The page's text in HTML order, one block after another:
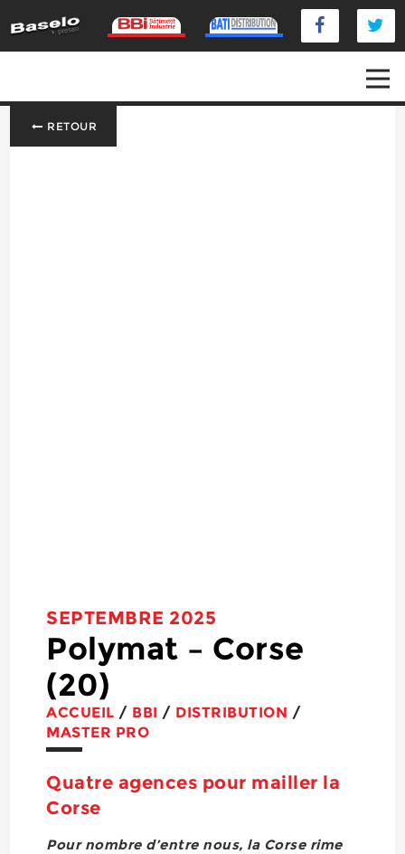
RETOUR
SEPTEMBRE 2025
Polymat – Corse
(20)
ACCUEIL / BBI / DISTRIBUTION /
MASTER PRO
Quatre agences pour mailler la
Corse
Pour nombre d’entre nous, la Corse rime